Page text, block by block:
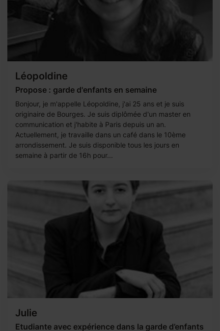
Léopoldine
Propose : garde d'enfants en semaine
Bonjour, je m'appelle Léopoldine, j'ai 25 ans et je suis
originaire de Bourges. Je suis diplômée d'un master en
communication et j'habite à Paris depuis un an.
Actuellement, je travaille dans un café dans le 10ème
arrondissement. Je suis disponible tous les jours en
semaine à partir de 16h pour...
Julie
Etudiante avec expérience dans la garde d’enfants